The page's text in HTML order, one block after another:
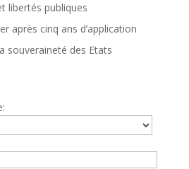
libertés publiques
après cinq ans d’application
souveraineté des Etats